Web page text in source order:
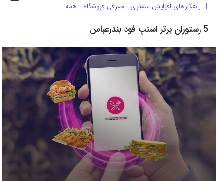
راهکارهای افزایش مشتری
معرفی فروشگاه همه
5 رستوران برتر اسنپ فود بندرعباس